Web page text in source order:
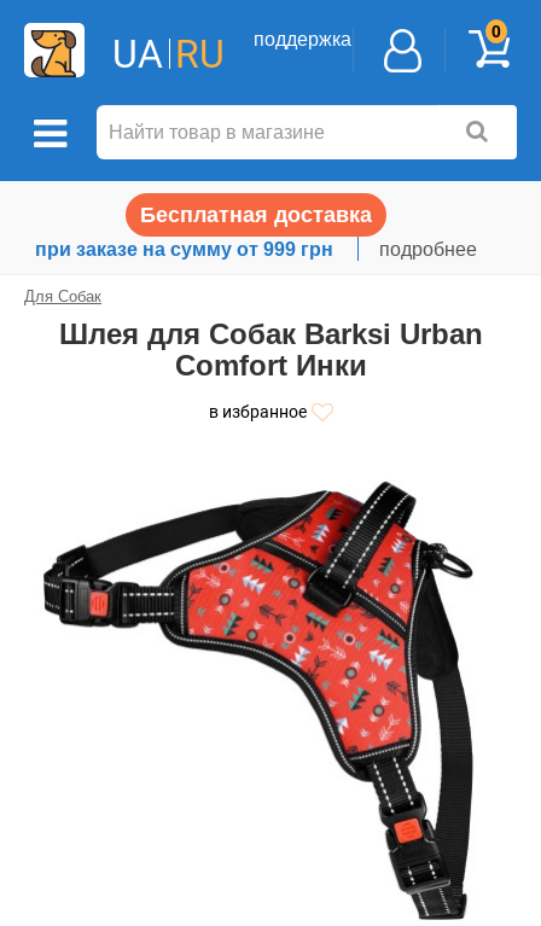
UA RU поддержка 0
Бесплатная доставка
при заказе на сумму от 999 грн подробнее
Для Собак
Шлея для Собак Barksi Urban
Comfort Инки
в избранное